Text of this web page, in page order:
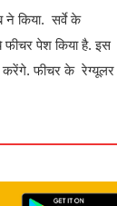
ने किया. सर्वे के
पेश किया है. इस
करेंगे. फीचर के रेग्यूलर